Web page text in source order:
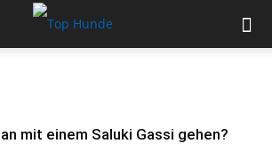
mit einem Saluki Gassi gehen?